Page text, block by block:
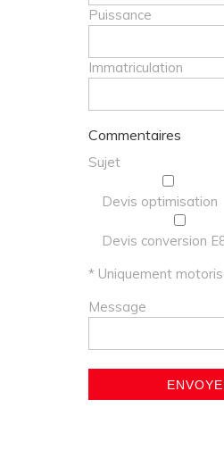
Puissance
Immatriculation
Commentaires
Sujet
Devis optimisation
Devis conversion
* Uniquement
Message